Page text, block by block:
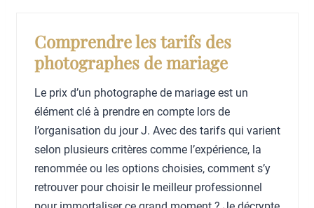
e
:
d
t
e
c
h
a
u
s
s
u
r
Comprendre les tarifs des
photographes de mariage
Le prix d’un photographe de mariage est un
élément clé à prendre en compte lors de
l’organisation du jour J. Avec des tarifs qui varient
selon plusieurs critères comme l’expérience, la
renommée ou les options choisies, comment s’y
retrouver pour choisir le meilleur professionnel